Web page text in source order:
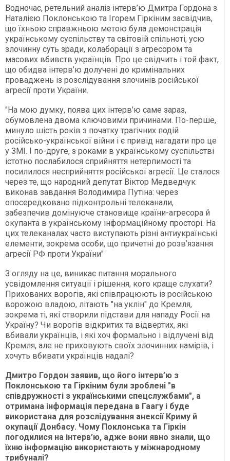
Водночас, ретельний аналіз інтерв’ю Дмитра Гордона з
Наталією Поклонською та Ігорем Гіркіним засвідчив,
що їхньою справжньою метою була демонстрація
українському суспільству та світовій спільноті, усю
злочинну суть зради, колаборації з агресором та
масових вбивств українців. Про це свідчить і той факт,
що обидва інтерв’ю долучені до кримінальних
проваджень із розслідування злочинів російської
агресії проти України.
"На мою думку, поява цих інтерв’ю саме зараз,
обумовлена двома ключовими причинами. По-перше,
минуло шість років з початку трагічних подій
російсько-української війни і є привід нагадати про це
у ЗМІ. І по-друге, з роками в українському суспільстві
істотно послабилося сприйняття нетерпимості та
посилилося несприйняття російської агресії. Це сталося
через те, що народний депутат Віктор Медведчук
виконав завдання Володимира Путіна: через
опосередковано підконтрольні телеканали,
забезпечив домінуюче становище країни-агресора й
окупанта в українському інформаційному просторі. На
цих телеканалах часто виступають різні антиукраїнські
елементи, зокрема особи, що причетні до розв’язання
агресії РФ проти України"
З огляду на це, виникає питання морального
усвідомлення ситуації і рішення, кого краще слухати?
Прихованих ворогів, які співпрацюють із російською
ворожою владою, літають "на уклін" до Кремля,
зокрема ті, які створили підстави для нападу Росії на
Україну? Чи ворогів відкритих та відвертих, які
вбивали українців, і які хоч формально і відлучені від
Кремля, але не приховують своїх злочинних намірів, і
хочуть вбивати українців надалі?
Дмитро Гордон заявив, що його інтерв’ю з
Поклонською та Гіркіним були зроблені "в
співдружності з українськими спецслужбами", а
отримана інформація передана в Гаагу і буде
використана для розслідування анексії Криму й
окупації Донбасу. Чому Поклонська та Гіркін
погодилися на інтерв’ю, адже вони явно знали, що
їхню інформацію використають у міжнародному
трибуналі?